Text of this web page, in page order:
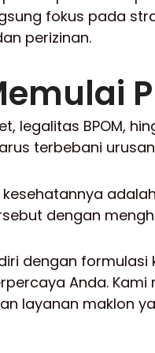
fokus pada
perizinan.
legalitas BPOM,
terbebani
dengan
dengan
Anda.
layanan maklon